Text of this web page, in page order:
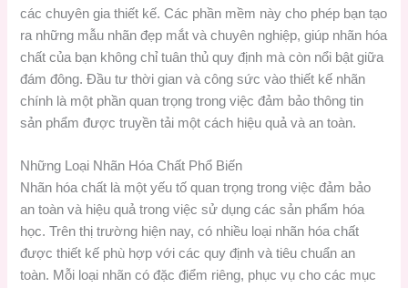
các chuyên gia thiết kế. Các phần mềm này cho phép bạn tạo
ra những mẫu nhãn đẹp mắt và chuyên nghiệp, giúp nhãn hóa
chất của bạn không chỉ tuân thủ quy định mà còn nổi bật giữa
đám đông. Đầu tư thời gian và công sức vào thiết kế nhãn
chính là một phần quan trọng trong việc đảm bảo thông tin
sản phẩm được truyền tải một cách hiệu quả và an toàn.
Những Loại Nhãn Hóa Chất Phổ Biến
Nhãn hóa chất là một yếu tố quan trọng trong việc đảm bảo
an toàn và hiệu quả trong việc sử dụng các sản phẩm hóa
học. Trên thị trường hiện nay, có nhiều loại nhãn hóa chất
được thiết kế phù hợp với các quy định và tiêu chuẩn an
toàn. Mỗi loại nhãn có đặc điểm riêng, phục vụ cho các mục